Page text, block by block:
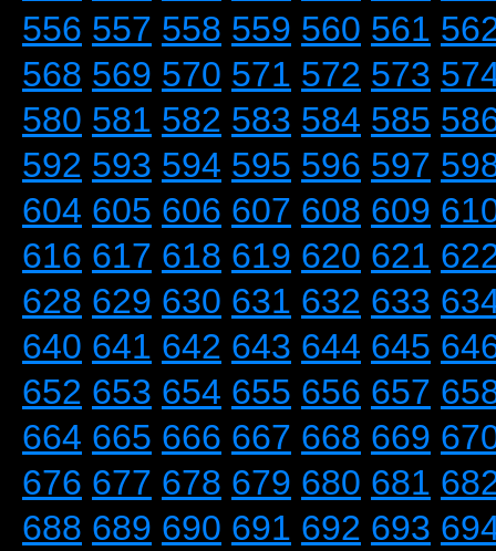
556 557 558 559 560 561
568 569 570 571 572 573
580 581 582 583 584 585
592 593 594 595 596 597
604 605 606 607 608 609
616 617 618 619 620 621
628 629 630 631 632 633
640 641 642 643 644 645
652 653 654 655 656 657
664 665 666 667 668 669
676 677 678 679 680 681
688 689 690 691 692 693